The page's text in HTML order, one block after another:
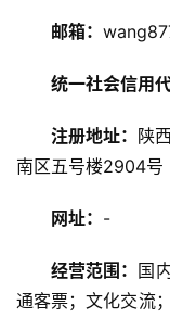
食
门
邮箱：
统一社会信用代
注册地址： 陕
南区五号楼2904号
网址： -
经营范围： 国
通客票；文化交流